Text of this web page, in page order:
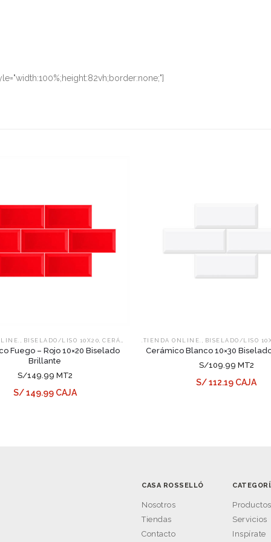
BISELADO/LISO 10X20 CERÁMICOS
Fuego – Rojo 10×20 Biselado
Brillante
S/149.99 MT2
S/ 149.99 CAJA
.TIENDA ONLINE. BISELADO/LISO
Cerámico Blanco 10×30
S/109.99 MT2
S/ 112.19 CAJA
CASA ROSSELLÓ
Nosotros
Tiendas
Contacto
Productos
Servicios
Inspírate